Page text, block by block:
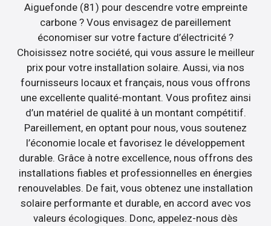
Aiguefonde (81) pour descendre votre empreinte
carbone ? Vous envisagez de pareillement
économiser sur votre facture d’électricité ?
Choisissez notre société, qui vous assure le meilleur
prix pour votre installation solaire. Aussi, via nos
fournisseurs locaux et français, nous vous offrons
une excellente qualité-montant. Vous profitez ainsi
d’un matériel de qualité à un montant compétitif.
Pareillement, en optant pour nous, vous soutenez
l’économie locale et favorisez le développement
durable. Grâce à notre excellence, nous offrons des
installations fiables et professionnelles en énergies
renouvelables. De fait, vous obtenez une installation
solaire performante et durable, en accord avec vos
valeurs écologiques. Donc, appelez-nous dès